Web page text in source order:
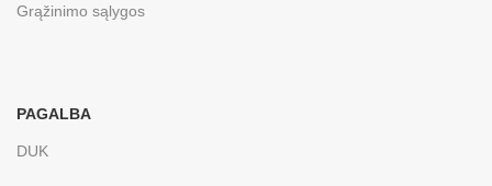
Grąžinimo sąlygos
PAGALBA
DUK